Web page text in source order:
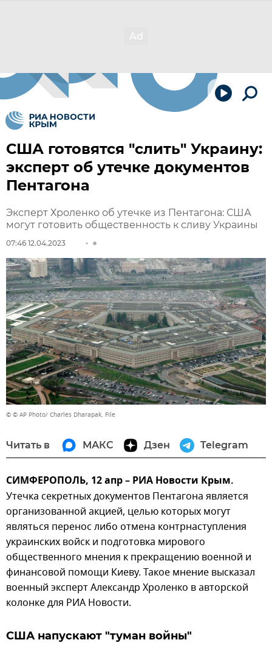
США готовятся "слить" Украину:
эксперт об утечке документов
Пентагона
Эксперт Хроленко об утечке из Пентагона: США
могут готовить общественность к сливу Украины
07:46 12.04.2023
© © AP Photo/ Charles Dharapak, File
Читать в МАКС Дзен Telegram
СИМФЕРОПОЛЬ, 12 апр – РИА Новости Крым.
Утечка секретных документов Пентагона является
организованной акцией, целью которых могут
являться перенос либо отмена контрнаступления
украинских войск и подготовка мирового
общественного мнения к прекращению военной и
финансовой помощи Киеву. Такое мнение высказал
военный эксперт Александр Хроленко в авторской
колонке для РИА Новости.
США напускают "туман войны"